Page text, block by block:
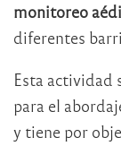
monitoreo
diferentes
Esta actividad
para el
y tiene por